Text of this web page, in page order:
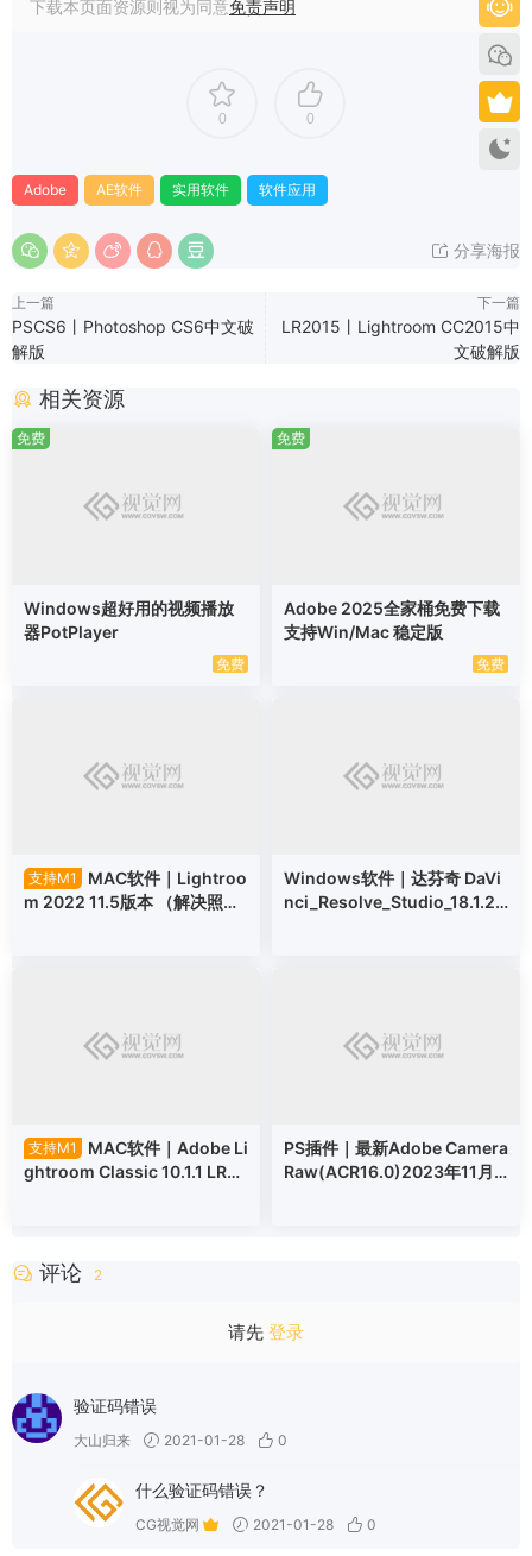
下载本页面资源则视为同意免责声明
0 0
Adobe AE软件 实用软件 软件应用
分享海报
上一篇
PSCS6丨Photoshop CS6中文破
解版
下一篇
LR2015丨Lightroom CC2015中
文破解版
相关资源
Windows超好用的视频播放
器PotPlayer
免费
免费
Adobe 2025全家桶免费下载
支持Win/Mac 稳定版
免费
免费
支持M1
MAC软件｜Lightroo
m 2022 11.5版本 （解决照片
Windows软件｜达芬奇 DaVi
nci_Resolve_Studio_18.1.2_
支持M1
MAC软件｜Adobe Li
ghtroom Classic 10.1.1 LR20
PS插件｜最新Adobe Camera
Raw(ACR16.0)2023年11月
评论 2
请先 登录
验证码错误
大山归来 2021-01-28 0
什么验证码错误？
CG视觉网 2021-01-28 0